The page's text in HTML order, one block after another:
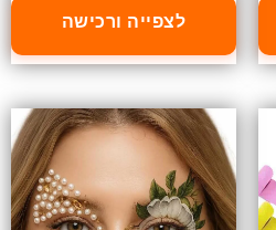
לצפייה ורכישה